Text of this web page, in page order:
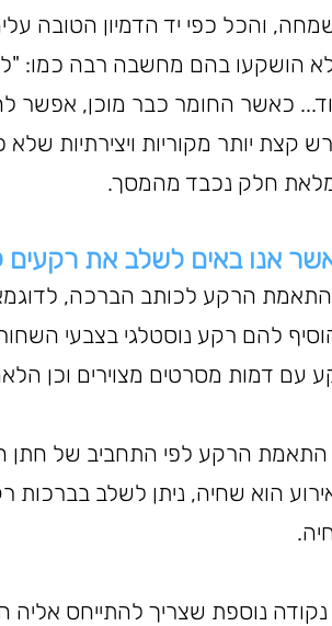
והכל כפי יד הדמיון הטובה
כאשר החומר כבר מוכן, אפשר
קצת יותר מקוריות ויצירתיות
חלק נכבד מהמסך.
אנו באים לשלב את רקעים
התאמת הרקע לכותב הברכה,
להם רקע נוסטלגי בצבעי
עם דמות מסרטים מצוירים וכן
התאמת הרקע לפי התחביב של
הוא שחיה, ניתן לשלב בברכות
נקודה נוספת שצריך להתייחס